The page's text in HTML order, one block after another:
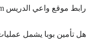
رابط موقع واعي الدريس aldrees.com
هل تأمين بوبا يشمل